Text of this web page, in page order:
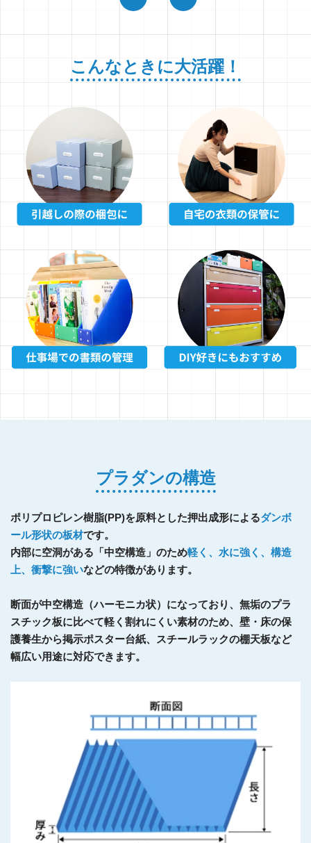
こんなときに大活躍！
プラダンの構造
ポリプロピレン樹脂(PP)を原料とした押出成形によるダンボ
ール形状の板材です。
内部に空洞がある「中空構造」のため軽く、水に強く、構造
上、衝撃に強いなどの特徴があります。
断面が中空構造（ハーモニカ状）になっており、無垢のプラ
スチック板に比べて軽く割れにくい素材のため、壁・床の保
護養生から掲示ポスター台紙、スチールラックの棚天板など
幅広い用途に対応できます。